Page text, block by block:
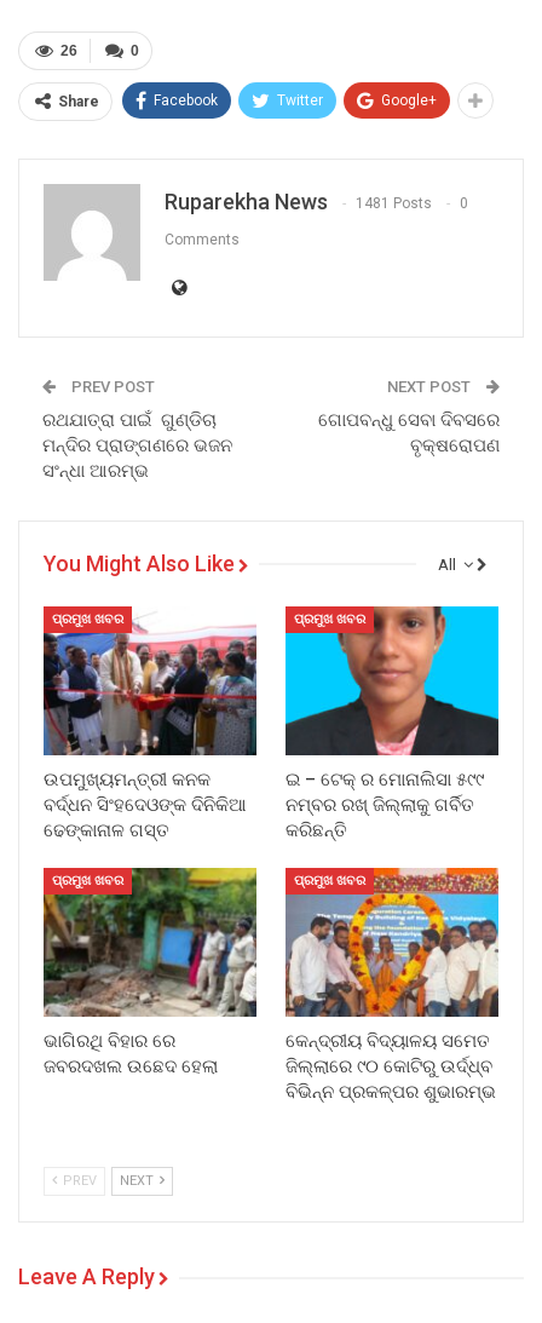
0
26
Share Facebook Twitter Google+
Ruparekha News 1481 Posts 0
Comments
PREV POST
ରଥଯାତ୍ରା ପାଇଁ ଗୁଣ୍ଡିଚା
ମନ୍ଦିର ପ୍ରାଙ୍ଗଣରେ ଭଜନ
ସଂନ୍ଧା ଆରମ୍ଭ
NEXT POST
ଗୋପବନ୍ଧୁ ସେବା ଦିବସରେ
ବୃକ୍ଷରୋପଣ
All
You Might Also Like
ପ୍ରମୁଖ ଖବର
ଉପମୁଖ୍ୟମନ୍ତ୍ରୀ କନକ
ବର୍ଦ୍ଧନ ସିଂହଦେଓଙ୍କ ଦିନିକିଆ
ଢେଙ୍କାନାଳ ଗସ୍ତ
ପ୍ରମୁଖ ଖବର
ଇ – ଟେକ୍ ର ମୋନାଲିସା ୫୯୯
ନମ୍ବର ରଖ୍ ଜିଲ୍ଲାକୁ ଗର୍ବିତ
କରିଛନ୍ତି
ପ୍ରମୁଖ ଖବର
ଭାଗିରଥି ବିହାର ରେ
ଜବରଦଖଲ ଉଛେଦ ହେଲା
ପ୍ରମୁଖ ଖବର
କେନ୍ଦ୍ରୀୟ ବିଦ୍ୟାଳୟ ସମେତ
ଜିଲ୍ଲାରେ ୯୦ କୋଟିରୁ ଉର୍ଦ୍ଧ୍ବ
ବିଭିନ୍ନ ପ୍ରକଳ୍ପର ଶୁଭାରମ୍ଭ
PREV NEXT
Leave A Reply